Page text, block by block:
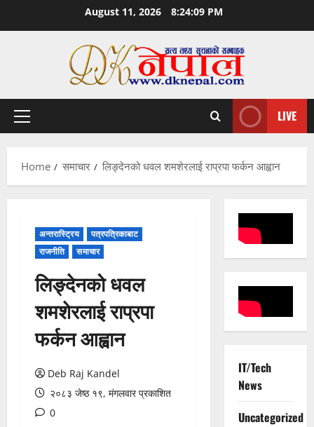
August 11, 2026 8:24:10 PM
Primary
LIVE
Home समाचार लिङ्देनको धवल शमशेरलाई राप्रपा फर्कन आह्वान
अन्तरास्ट्रिय
पत्रपत्रिकाबाट
राजनीति
समाचार
लिङ्देनको धवल
शमशेरलाई राप्रपा
फर्कन आह्वान
Deb Raj Kandel
२०८३ जेष्ठ १९, मंगलवार प्रकाशित
0
IT/Tech
News
Uncategorized